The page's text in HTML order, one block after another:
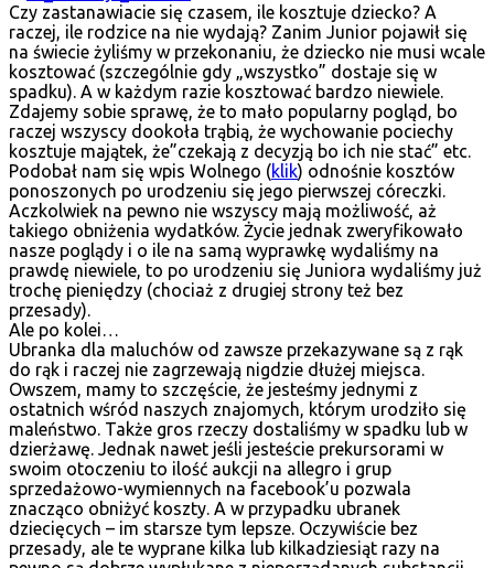
Czy zastanawiacie się czasem, ile kosztuje dziecko? A
raczej, ile rodzice na nie wydają? Zanim Junior pojawił się
na świecie żyliśmy w przekonaniu, że dziecko nie musi wcale
kosztować (szczególnie gdy „wszystko” dostaje się w
spadku). A w każdym razie kosztować bardzo niewiele.
Zdajemy sobie sprawę, że to mało popularny pogląd, bo
raczej wszyscy dookoła trąbią, że wychowanie pociechy
kosztuje majątek, że”czekają z decyzją bo ich nie stać” etc.
Podobał nam się wpis Wolnego (klik) odnośnie kosztów
ponoszonych po urodzeniu się jego pierwszej córeczki.
Aczkolwiek na pewno nie wszyscy mają możliwość, aż
takiego obniżenia wydatków. Życie jednak zweryfikowało
nasze poglądy i o ile na samą wyprawkę wydaliśmy na
prawdę niewiele, to po urodzeniu się Juniora wydaliśmy już
trochę pieniędzy (chociaż z drugiej strony też bez
przesady).
Ale po kolei…
Ubranka dla maluchów od zawsze przekazywane są z rąk
do rąk i raczej nie zagrzewają nigdzie dłużej miejsca.
Owszem, mamy to szczęście, że jesteśmy jednymi z
ostatnich wśród naszych znajomych, którym urodziło się
maleństwo. Także gros rzeczy dostaliśmy w spadku lub w
dzierżawę. Jednak nawet jeśli jesteście prekursorami w
swoim otoczeniu to ilość aukcji na allegro i grup
sprzedażowo-wymiennych na facebook’u pozwala
znacząco obniżyć koszty. A w przypadku ubranek
dziecięcych – im starsze tym lepsze. Oczywiście bez
przesady, ale te wyprane kilka lub kilkadziesiąt razy na